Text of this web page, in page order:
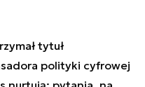
tytuł
polityki cyfrowej